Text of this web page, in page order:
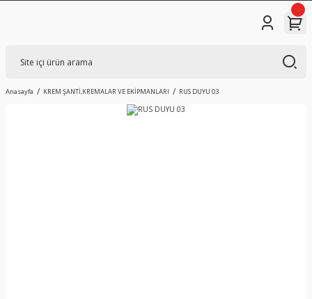
Anasayfa KREM ŞANTİ,KREMALAR VE EKİPMANLARI RUS DUYU 03